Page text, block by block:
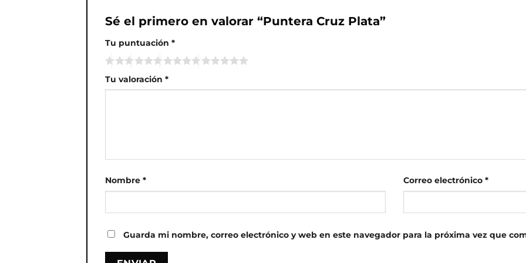
Sé el primero en valorar “Puntera Cruz Plata”
Tu puntuación *
Tu valoración *
Nombre * Correo electrónico *
Guarda mi nombre, correo electrónico y web en este navegador para la próxima vez que